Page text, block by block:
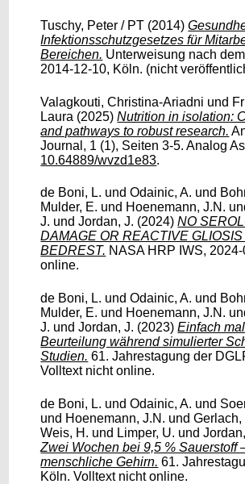
Tuschy, Peter / PT (2014)
Infektionsschutzgesetzes für
Bereichen. Unterweisung nach
2014-12-10, Köln. (nicht
Valagkouti, Christina-Ariadni und
Laura (2025)Nutrition in isolation:
and pathways to robust research.
Journal, 1 (1), Seiten 3-5. Analog
10.64889/wvzd1e83.
de Boni, L. undOdainic, A. und
Mulder, E. und Hoenemann, J.N.
J. undJordan, J. (2024)NO
DAMAGE OR REACTIVE
BEDREST. NASA HRP IWS,
online.
de Boni, L. undOdainic, A. und
Mulder, E. und Hoenemann, J.N.
J. undJordan, J. (2023)Einfach
Beurteilung während simulierter
Studien. 61. Jahrestagung der
Volltext nicht online.
de Boni, L. undOdainic, A. und
und Hoenemann, J.N. undGerlach,
Weis, H. und Limper, U. und
Zwei Wochen bei 9,5 % Sauerstoff
menschliche Gehirn. 61.
Köln. Volltext nicht online.